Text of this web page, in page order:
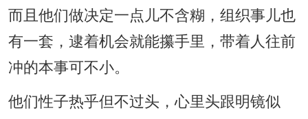
而且他们做决定一点儿不含糊，组织事儿也
有一套，逮着机会就能攥手里，带着人往前
冲的本事可不小。
他们性子热乎但不过头，心里头跟明镜似